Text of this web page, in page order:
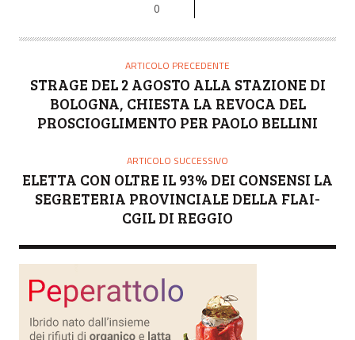
0
ARTICOLO PRECEDENTE
STRAGE DEL 2 AGOSTO ALLA STAZIONE DI
BOLOGNA, CHIESTA LA REVOCA DEL
PROSCIOGLIMENTO PER PAOLO BELLINI
ARTICOLO SUCCESSIVO
ELETTA CON OLTRE IL 93% DEI CONSENSI LA
SEGRETERIA PROVINCIALE DELLA FLAI-
CGIL DI REGGIO